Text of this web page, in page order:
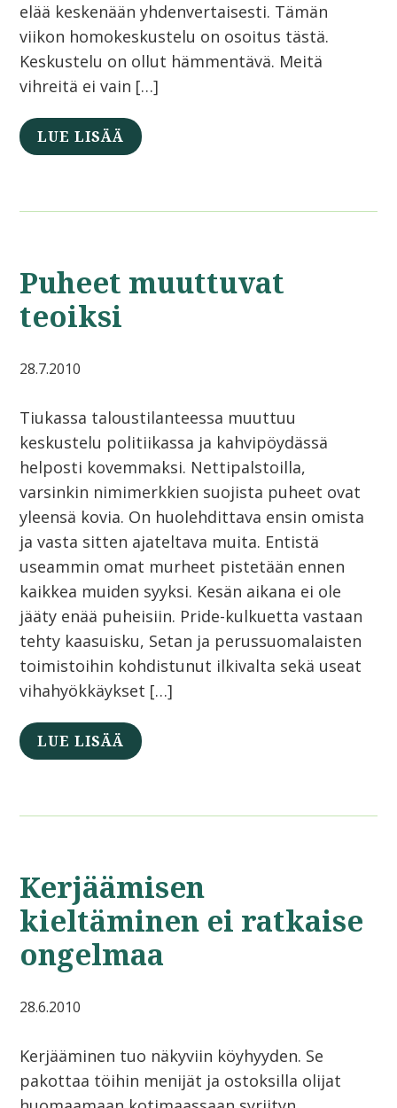
elää keskenään yhdenvertaisesti. Tämän
viikon homokeskustelu on osoitus tästä.
Keskustelu on ollut hämmentävä. Meitä
vihreitä ei vain […]
LUE LISÄÄ
Puheet muuttuvat
teoiksi
28.7.2010
Tiukassa taloustilanteessa muuttuu
keskustelu politiikassa ja kahvipöydässä
helposti kovemmaksi. Nettipalstoilla,
varsinkin nimimerkkien suojista puheet ovat
yleensä kovia. On huolehdittava ensin omista
ja vasta sitten ajateltava muita. Entistä
useammin omat murheet pistetään ennen
kaikkea muiden syyksi. Kesän aikana ei ole
jääty enää puheisiin. Pride-kulkuetta vastaan
tehty kaasuisku, Setan ja perussuomalaisten
toimistoihin kohdistunut ilkivalta sekä useat
vihahyökkäykset […]
LUE LISÄÄ
Kerjäämisen
kieltäminen ei ratkaise
ongelmaa
28.6.2010
Kerjääminen tuo näkyviin köyhyyden. Se
pakottaa töihin menijät ja ostoksilla olijat